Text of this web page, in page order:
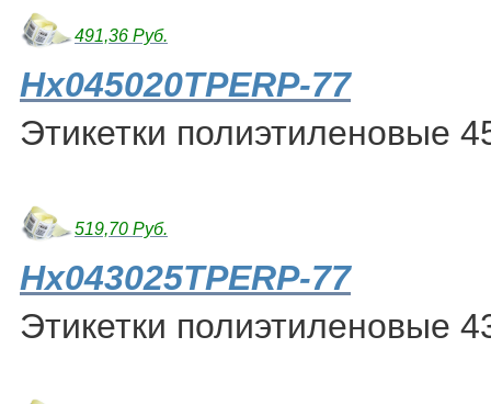
491,36 Руб.
Hx045020TPERP-77
Этикетки полиэтиленовые
519,70 Руб.
Hx043025TPERP-77
Этикетки полиэтиленовые